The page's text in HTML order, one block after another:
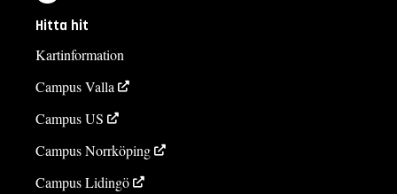
Hitta hit
Kartinformation
Campus Valla
Campus US
Campus Norrköping
Campus Lidingö